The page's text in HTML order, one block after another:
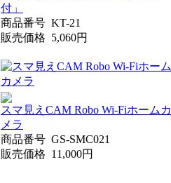
付」
商品番号 KT-21
販売価格 5,060円
スマ見えCAM Robo Wi-Fiホームカ
メラ
商品番号 GS-SMC021
販売価格 11,000円